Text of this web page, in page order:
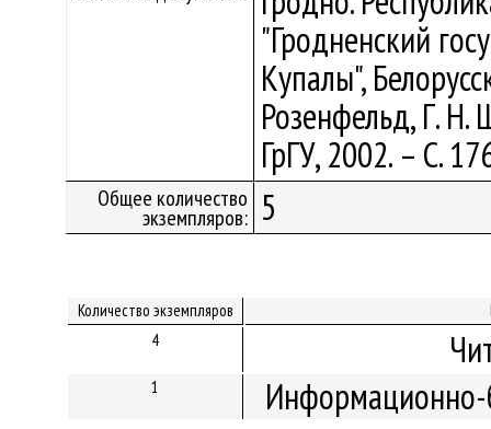
"Гродненский
Купалы",
Розенфельд, Г. Н.
ГрГУ, 2002. – С.
Общее количество
экземпляров: 5
Количество экземпляров
4
1 Информационно-